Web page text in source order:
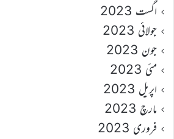
اگست 2023
جولائی 2023
جون 2023
مئی 2023
اپریل 2023
مارچ 2023
فروری 2023